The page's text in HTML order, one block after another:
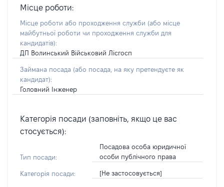
Місце роботи:
Місце роботи або проходження служби (або місце
майбутньої роботи чи проходження служби для
кандидатів):
ДП Волинський Військовий Лісгосп
Займана посада (або посада, на яку претендуєте як
кандидат):
Головний Інженер
Категорія посади (заповніть, якщо це вас
стосується):
Тип посади:
Посадова особа юридичної
особи публічного права
Категорія посади: [Не застосовується]